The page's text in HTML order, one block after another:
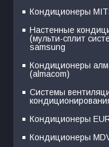
Кондиционеры
Настенные
(мульти-сплит
samsung
Кондиционеры
(almacom)
Системы
Кондиционеры
Кондиционеры